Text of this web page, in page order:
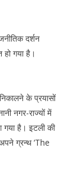
दर्शन
हो गया है।
के प्रयासों
नगर-राज्यों में
गया है। इटली की
ग्रन्थ ‘The